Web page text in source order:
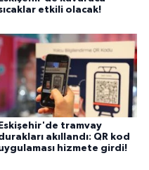
etkili olacak!
Eskişehir'de tramvay
akıllandı: QR kod
hizmete girdi!